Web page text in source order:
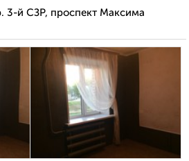
3-й СЗР, проспект Максима